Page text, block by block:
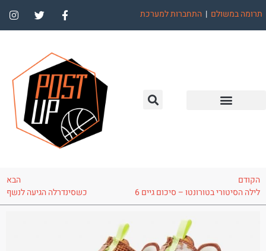
תרומה במשולם | התחברות למערכת
הקודם
לילה הסיטורי בטורונטו – סיכום גיים 6
הבא
כשסינדרלה הגיעה לנשף